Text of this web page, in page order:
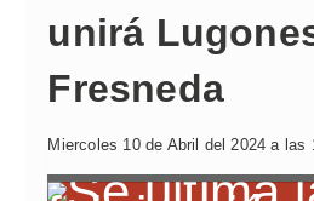
unirá
Fresneda
Miercoles 10 de Abril del 2024 a las